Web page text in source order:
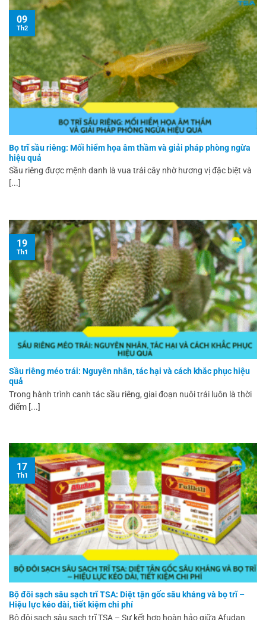
Bọ trĩ sầu riêng: Mối hiểm họa âm thầm và giải pháp phòng ngừa
hiệu quả
Sầu riêng được mệnh danh là vua trái cây nhờ hương vị đặc biệt và
[...]
09
Th2
Sầu riêng méo trái: Nguyên nhân, tác hại và cách khắc phục hiệu
quả
Trong hành trình canh tác sầu riêng, giai đoạn nuôi trái luôn là thời
điểm [...]
19
Th1
Bộ đôi sạch sâu sạch trĩ TSA: Diệt tận gốc sâu kháng và bọ trĩ –
Hiệu lực kéo dài, tiết kiệm chi phí
Bộ đôi sạch sâu sạch trĩ TSA – Sự kết hợp hoàn hảo giữa Afudan
17
Th1